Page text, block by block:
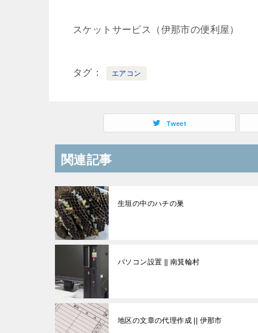
スケットサービス（伊那市の便利屋）
タグ エアコン
Tweet
関連記事
生垣の中のハチの巣
パソコン設置 || 南箕輪村
地区の文章の代理作成 || 伊那市